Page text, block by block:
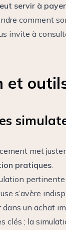
servir à payer
comment
invite à
et
met
pratiques.
pertinente
s’avère
dans un achat
clés ; la